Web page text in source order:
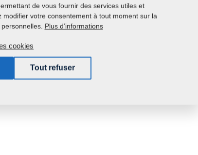
de vous fournir des services utiles et
votre consentement à tout moment sur la
Plus d’informations
cookies
Tout refuser